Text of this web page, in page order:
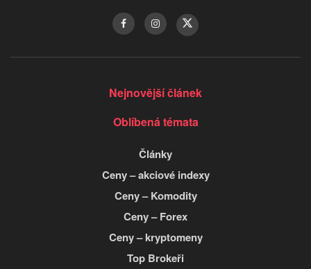
Nejnovější článek
Oblíbená témata
Články
Ceny – akciové indexy
Ceny – Komodity
Ceny – Forex
Ceny – kryptomeny
Top Brokeři